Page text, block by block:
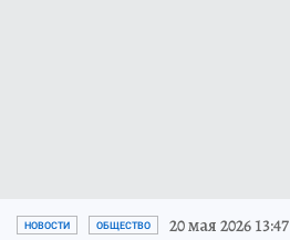
НОВОСТИ ОБЩЕСТВО 20 мая 2026 13:47